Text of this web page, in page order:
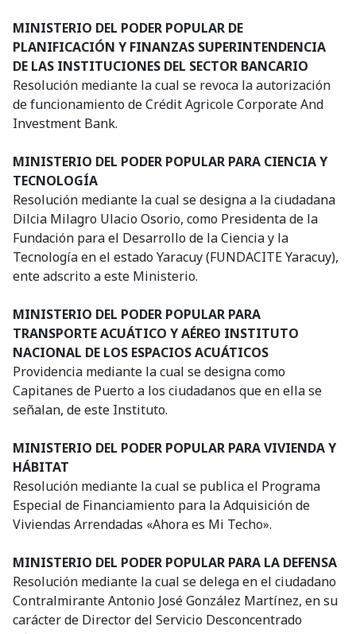
MINISTERIO DEL PODER POPULAR DE
PLANIFICACIÓN Y FINANZAS SUPERINTENDENCIA
DE LAS INSTITUCIONES DEL SECTOR BANCARIO
Resolución mediante la cual se revoca la autorización
de funcionamiento de Crédit Agricole Corporate And
Investment Bank.
MINISTERIO DEL PODER POPULAR PARA CIENCIA Y
TECNOLOGÍA
Resolución mediante la cual se designa a la ciudadana
Dilcia Milagro Ulacio Osorio, como Presidenta de la
Fundación para el Desarrollo de la Ciencia y la
Tecnología en el estado Yaracuy (FUNDACITE Yaracuy),
ente adscrito a este Ministerio.
MINISTERIO DEL PODER POPULAR PARA
TRANSPORTE ACUÁTICO Y AÉREO INSTITUTO
NACIONAL DE LOS ESPACIOS ACUÁTICOS
Providencia mediante la cual se designa como
Capitanes de Puerto a los ciudadanos que en ella se
señalan, de este Instituto.
MINISTERIO DEL PODER POPULAR PARA VIVIENDA Y
HÁBITAT
Resolución mediante la cual se publica el Programa
Especial de Financiamiento para la Adquisición de
Viviendas Arrendadas «Ahora es Mi Techo».
MINISTERIO DEL PODER POPULAR PARA LA DEFENSA
Resolución mediante la cual se delega en el ciudadano
Contralmirante Antonio José González Martínez, en su
carácter de Director del Servicio Desconcentrado